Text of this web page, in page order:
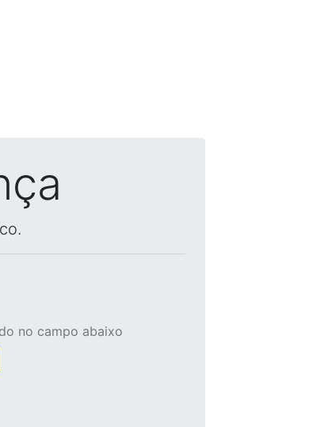
no campo abaixo